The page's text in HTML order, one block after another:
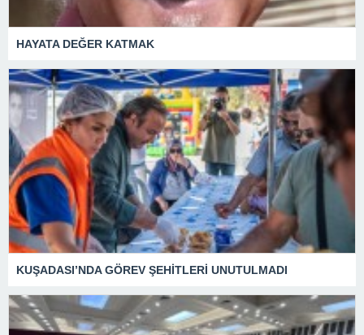
HAYATA DEĞER KATMAK
KUŞADASI’NDA GÖREV ŞEHİTLERİ UNUTULMADI